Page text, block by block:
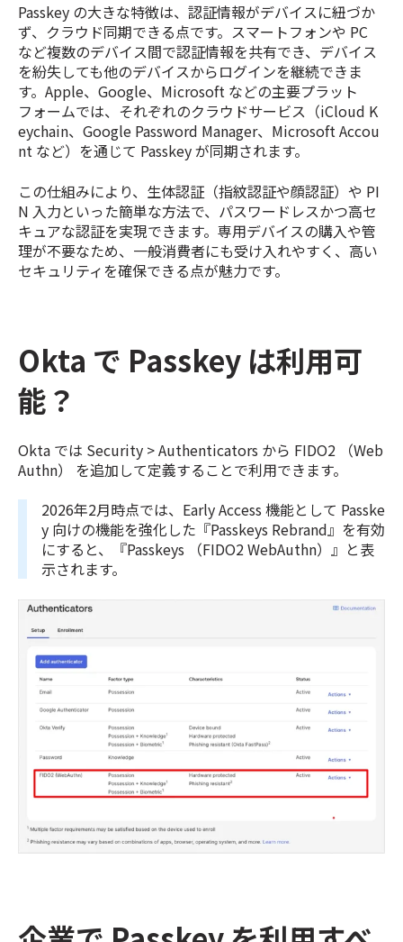
Passkey の大きな特徴は、認証情報がデバイスに紐づか
ず、クラウド同期できる点です。スマートフォンや PC
など複数のデバイス間で認証情報を共有でき、デバイス
を紛失しても他のデバイスからログインを継続できま
す。Apple、Google、Microsoft などの主要プラット
フォームでは、それぞれのクラウドサービス（iCloud K
eychain、Google Password Manager、Microsoft Accou
nt など）を通じて Passkey が同期されます。
この仕組みにより、生体認証（指紋認証や顔認証）や PI
N 入力といった簡単な方法で、パスワードレスかつ高セ
キュアな認証を実現できます。専用デバイスの購入や管
理が不要なため、一般消費者にも受け入れやすく、高い
セキュリティを確保できる点が魅力です。
Okta で Passkey は利用可
能？
Okta では Security > Authenticators から FIDO2 （Web
Authn） を追加して定義することで利用できます。
2026年2月時点では、Early Access 機能として Passke
y 向けの機能を強化した『Passkeys Rebrand』を有効
にすると、『Passkeys （FIDO2 WebAuthn）』と表
示されます。